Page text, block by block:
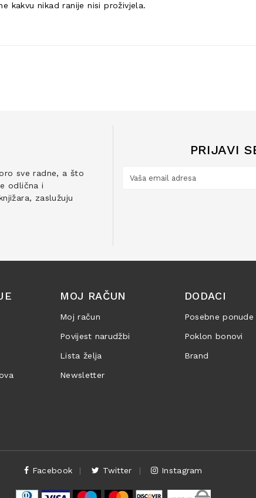
kakvu nikad ranije nisi proživjela.
sve radne, a što
odlična i
zaslužuju
PRIJAVI
MOJ RAČUN
Moj račun
Povijest narudžbi
Lista želja
Newsletter
DODACI
Posebne ponude
Poklon bonovi
Brand
Facebook Twitter Instagram